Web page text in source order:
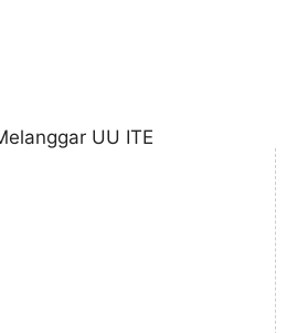
UU ITE